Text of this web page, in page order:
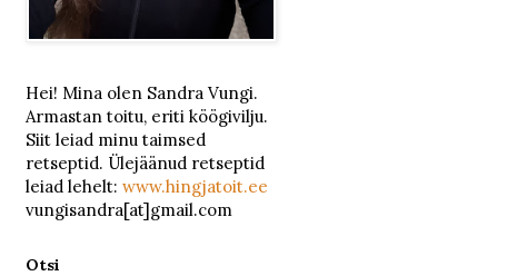
Hei! Mina olen Sandra Vungi.
Armastan toitu, eriti köögivilju.
Siit leiad minu taimsed
retseptid. Ülejäänud retseptid
leiad lehelt: www.hingjatoit.ee
vungisandra[at]gmail.com
Otsi